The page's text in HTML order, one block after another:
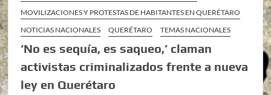
MOVILIZACIONES Y PROTESTAS DE HABITANTES EN QUERÉTARO
NOTICIAS NACIONALES
QUERÉTARO TEMAS NACIONALES
‘No es sequía, es saqueo,’ claman
activistas criminalizados frente a nueva
ley en Querétaro